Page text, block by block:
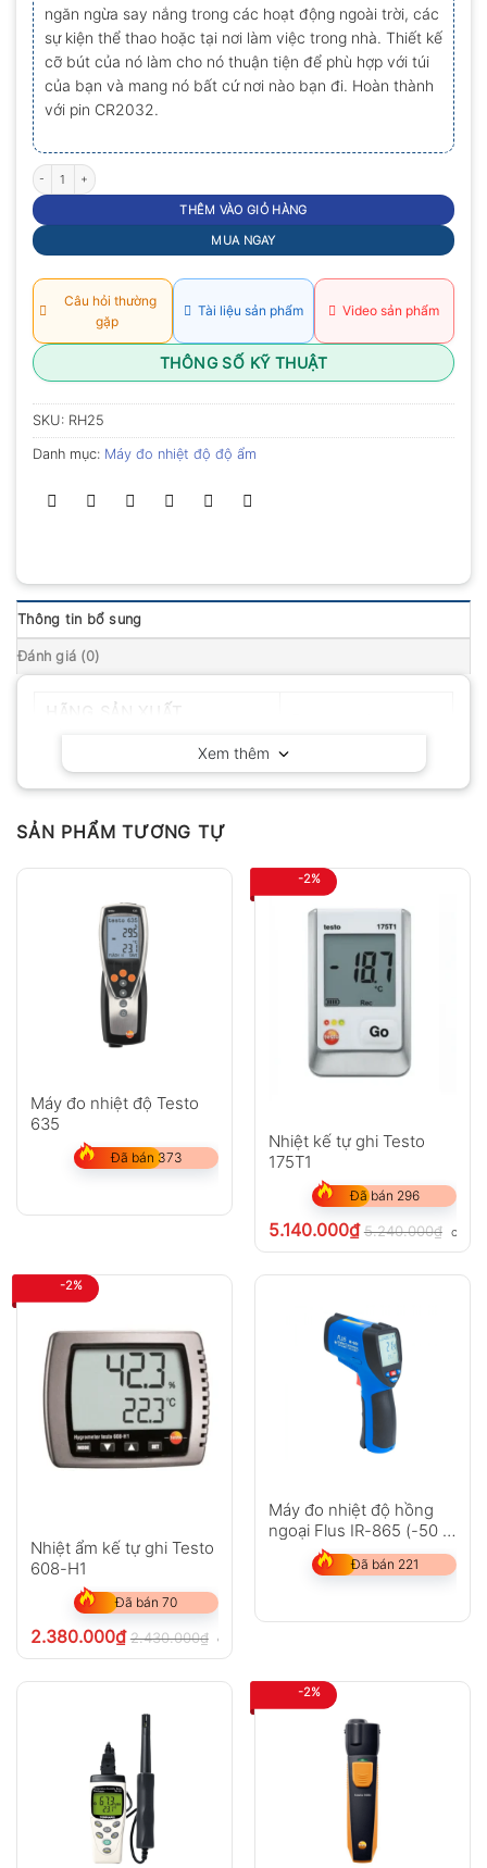
ngăn ngừa say nắng trong các hoạt động ngoài trời, các
sự kiện thể thao hoặc tại nơi làm việc trong nhà. Thiết kế
cỡ bút của nó làm cho nó thuận tiện để phù hợp với túi
của bạn và mang nó bất cứ nơi nào bạn đi. Hoàn thành
với pin CR2032.
Bút đo nhiệt độ độ ẩm Extech RH25 số lượng
THÊM VÀO GIỎ HÀNG
MUA NGAY
Câu hỏi thường
gặp
Tài liệu sản phẩm Video sản phẩm
THÔNG SỐ KỸ THUẬT
SKU: RH25
Danh mục: Máy đo nhiệt độ độ ẩm
Thông tin bổ sung
Đánh giá (0)
Xem thêm
SẢN PHẨM TƯƠNG TỰ
Máy đo nhiệt độ Testo
635
Đã bán 373
-2%
Nhiệt kế tự ghi Testo
175T1
Đã bán 296
5.140.000₫ 5.240.000₫ chưa
-2%
Nhiệt ẩm kế tự ghi Testo
608-H1
Đã bán 70
2.380.000₫ 2.430.000₫ chưa VAT 8%
Máy đo nhiệt độ hồng
ngoại Flus IR-865 (-50 ~
1850?C)
Đã bán 221
-2%